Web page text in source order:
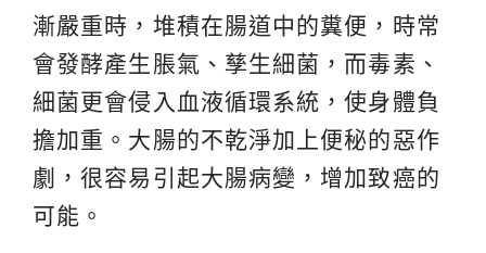
漸嚴重時，堆積在腸道中的糞便，時常
會發酵產生脹氣、孳生細菌，而毒素、
細菌更會侵入血液循環系統，使身體負
擔加重。大腸的不乾淨加上便秘的惡作
劇，很容易引起大腸病變，增加致癌的
可能。